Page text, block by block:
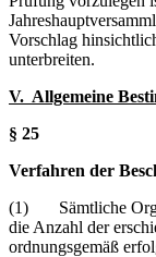
Vorschlag
unterbreiten.
V. Allgemeine
§ 25
Verfahren der
(1) Sämtliche
die Anzahl der
ordnungsgemäß